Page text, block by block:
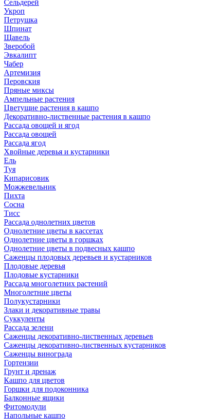
Сельдерей
Укроп
Петрушка
Шпинат
Щавель
Зверобой
Эвкалипт
Чабер
Артемизия
Перовския
Пряные миксы
Ампельные растения
Цветущие растения в кашпо
Декоративно-лиственные растения в кашпо
Рассада овощей и ягод
Рассада овощей
Рассада ягод
Хвойные деревья и кустарники
Ель
Туя
Кипарисовик
Можжевельник
Пихта
Сосна
Тисc
Рассада однолетних цветов
Однолетние цветы в кассетах
Однолетние цветы в горшках
Однолетние цветы в подвесных кашпо
Саженцы плодовых деревьев и кустарников
Плодовые деревья
Плодовые кустарники
Рассада многолетних растений
Многолетние цветы
Полукустарники
Злаки и декоративные травы
Суккуленты
Рассада зелени
Саженцы декоративно-лиственных деревьев
Саженцы декоративно-лиственных кустарников
Саженцы винограда
Гортензии
Грунт и дренаж
Кашпо для цветов
Горшки для подоконника
Балконные ящики
Фитомодули
Напольные кашпо